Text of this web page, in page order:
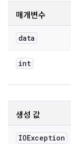
매개변수
data
int
생성 값
IOException